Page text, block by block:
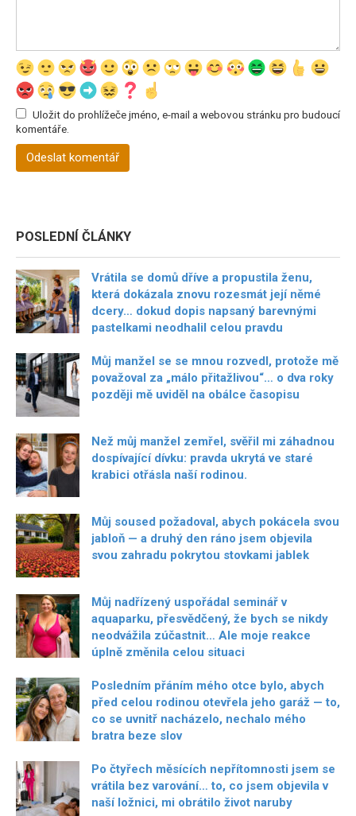
Uložit do prohlížeče jméno, e-mail a webovou stránku pro budoucí
komentáře.
POSLEDNÍ ČLÁNKY
Vrátila se domů dříve a propustila ženu,
která dokázala znovu rozesmát její němé
dcery… dokud dopis napsaný barevnými
pastelkami neodhalil celou pravdu
Můj manžel se se mnou rozvedl, protože mě
považoval za „málo přitažlivou“… o dva roky
později mě uviděl na obálce časopisu
Než můj manžel zemřel, svěřil mi záhadnou
dospívající dívku: pravda ukrytá ve staré
krabici otřásla naší rodinou.
Můj soused požadoval, abych pokácela svou
jabloň — a druhý den ráno jsem objevila
svou zahradu pokrytou stovkami jablek
Můj nadřízený uspořádal seminář v
aquaparku, přesvědčený, že bych se nikdy
neodvážila zúčastnit… Ale moje reakce
úplně změnila celou situaci
Posledním přáním mého otce bylo, abych
před celou rodinou otevřela jeho garáž — to,
co se uvnitř nacházelo, nechalo mého
bratra beze slov
Po čtyřech měsících nepřítomnosti jsem se
vrátila bez varování… to, co jsem objevila v
naší ložnici, mi obrátilo život naruby